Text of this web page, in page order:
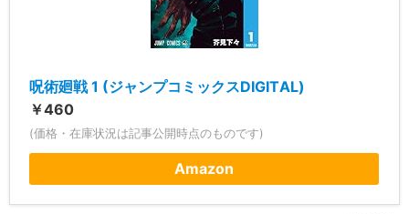
呪術廻戦 1 (ジャンプコミックスDIGITAL)
￥460
(価格・在庫状況は記事公開時点のものです)
Amazon